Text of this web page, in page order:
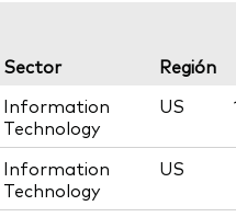
Sector
Región
Information
Technology
US
Information
Technology
US